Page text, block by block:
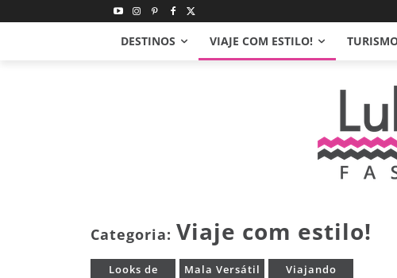
DESTINOS VIAJE COM ESTILO!
Categoria: Viaje com estilo!
Looks de
Mala Versátil
Viajando